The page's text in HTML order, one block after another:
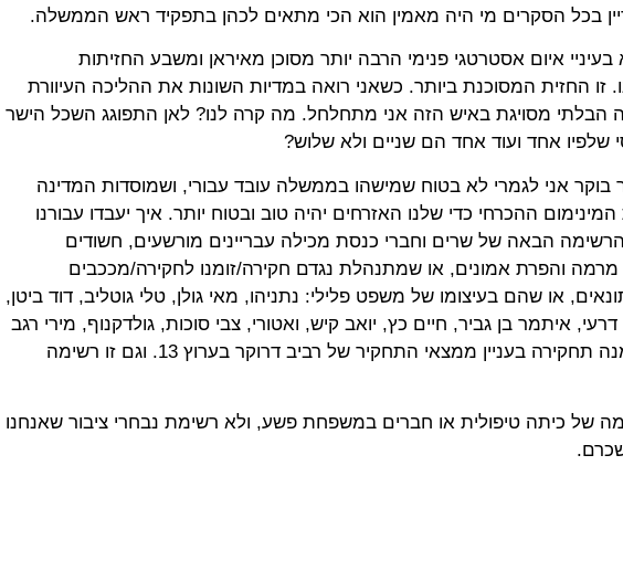
בכל הסקרים מי היה מאמין הוא הכי מתאים לכהן בתפקיד ראש הממשלה.
בעיניי איום אסטרטגי פנימי הרבה יותר מסוכן מאיראן ומשבע החזיתות
זו החזית המסוכנת ביותר. כשאני רואה במדיות השונות את ההליכה העיוורת
הבלתי מסויגת באיש הזה אני מתחלחל. מה קרה לנו? לאן התפוגג השכל הישר
שלפיו אחד ועוד אחד הם שניים ולא שלוש?
בוקר אני לגמרי לא בטוח שמישהו בממשלה עובד עבורי, ושמוסדות המדינה
ההכרחי כדי שלנו האזרחים יהיה טוב ובטוח יותר. איך יעבדו עבורנו
הרשימה הבאה של שרים וחברי כנסת מכילה עבריינים מורשעים, חשודים
והפרת אמונים, או שמתנהלת נגדם חקירה/זומנו לחקירה/מככבים
או שהם בעיצומו של משפט פלילי: נתניהו, מאי גולן, טלי גוטליב, דוד ביטן,
איתמר בן גביר, חיים כץ, יואב קיש, ואטורי, צבי סוכות, גולדקנוף, מירי רגב
שאפילו לא זומנה תחקירה בעניין ממצאי התחקיר של רביב דרוקר בערוץ 13. וגם זו רשימה
של כיתה טיפולית או חברים במשפחת פשע, ולא רשימת נבחרי ציבור שאנחנו